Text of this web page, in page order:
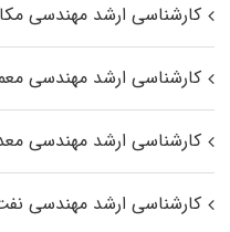
کارشناسی ارشد مهندسی
کارشناسی ارشد مهندسی
کارشناسی ارشد مهندسی
کارشناسی ارشد مهندسی